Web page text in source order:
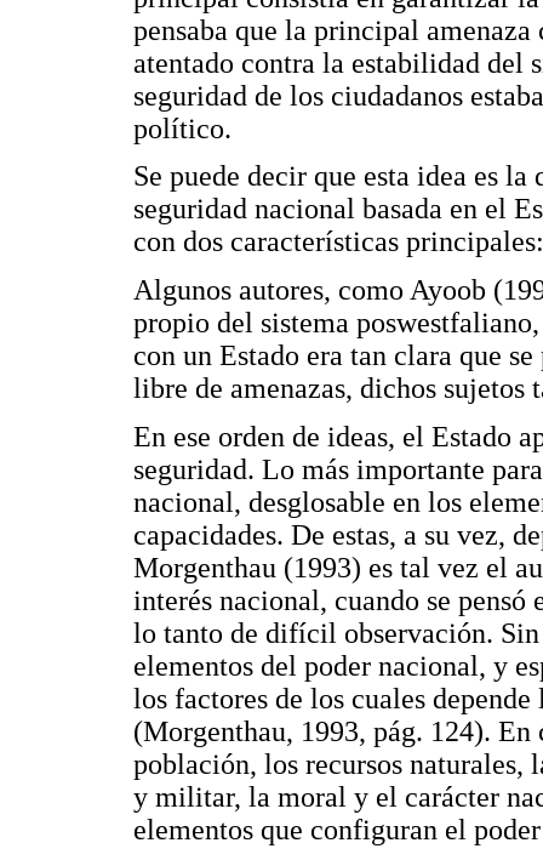
pensaba que la principal
atentado contra la estabilidad del
seguridad de los ciudadanos
político.
Se puede decir que esta idea es
seguridad nacional basada en el
con dos características
Algunos autores, como Ayoob
propio del sistema
con un Estado era tan clara que
libre de amenazas, dichos sujetos
En ese orden de ideas, el Estado
seguridad. Lo más importante
nacional, desglosable en los
capacidades. De estas, a su vez,
Morgenthau (1993) es tal vez el
interés nacional, cuando se
lo tanto de difícil observación.
elementos del poder nacional, y
los factores de los cuales
(Morgenthau, 1993, pág. 124).
población, los recursos naturales,
y militar, la moral y el carácter
elementos que configuran el